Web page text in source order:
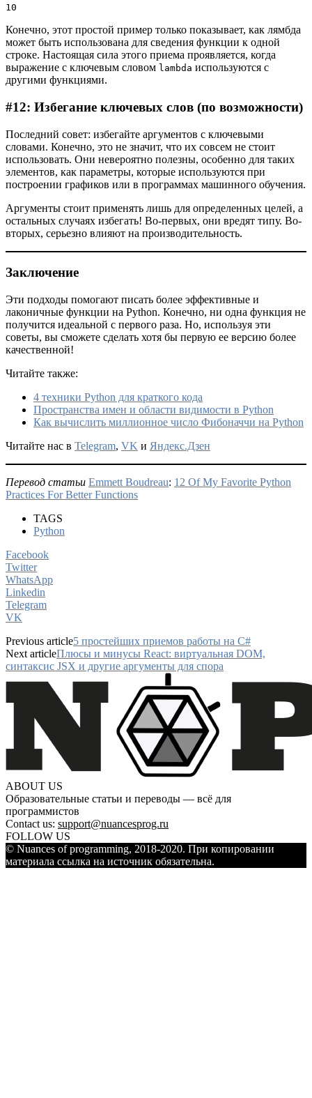
10
Конечно, этот простой пример только показывает, как лямбда
может быть использована для сведения функции к одной
строке. Настоящая сила этого приема проявляется, когда
выражение с ключевым словом lambda используются с
другими функциями.
#12: Избегание ключевых слов (по возможности)
Последний совет: избегайте аргументов с ключевыми
словами. Конечно, это не значит, что их совсем не стоит
использовать. Они невероятно полезны, особенно для таких
элементов, как параметры, которые используются при
построении графиков или в программах машинного обучения.
Аргументы стоит применять лишь для определенных целей, а
остальных случаях избегать! Во-первых, они вредят типу. Во-
вторых, серьезно влияют на производительность.
Заключение
Эти подходы помогают писать более эффективные и
лаконичные функции на Python. Конечно, ни одна функция не
получится идеальной с первого раза. Но, используя эти
советы, вы сможете сделать хотя бы первую ее версию более
качественной!
Читайте также:
4 техники Python для краткого кода
Пространства имен и области видимости в Python
Как вычислить миллионное число Фибоначчи на Python
Читайте нас в Telegram, VK и Яндекс.Дзен
Перевод статьи Emmett Boudreau: 12 Of My Favorite Python
Practices For Better Functions
TAGS
Python
Facebook
Twitter
WhatsApp
Linkedin
Telegram
VK
Previous article5 простейших приемов работы на C#
Next articleПлюсы и минусы React: виртуальная DOM,
синтаксис JSX и другие аргументы для спора
ABOUT US
Образовательные статьи и переводы — всё для
программистов
Contact us: support@nuancesprog.ru
FOLLOW US
© Nuances of programming, 2018-2020. При копировании
материала ссылка на источник обязательна.